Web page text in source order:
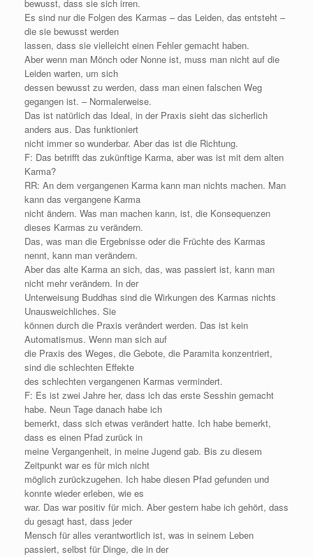
bewusst, dass sie sich irren.
Es sind nur die Folgen des Karmas – das Leiden, das entsteht –
die sie bewusst werden
lassen, dass sie vielleicht einen Fehler gemacht haben.
Aber wenn man Mönch oder Nonne ist, muss man nicht auf die
Leiden warten, um sich
dessen bewusst zu werden, dass man einen falschen Weg
gegangen ist. – Normalerweise.
Das ist natürlich das Ideal, in der Praxis sieht das sicherlich
anders aus. Das funktioniert
nicht immer so wunderbar. Aber das ist die Richtung.
F: Das betrifft das zukünftige Karma, aber was ist mit dem alten
Karma?
RR: An dem vergangenen Karma kann man nichts machen. Man
kann das vergangene Karma
nicht ändern. Was man machen kann, ist, die Konsequenzen
dieses Karmas zu verändern.
Das, was man die Ergebnisse oder die Früchte des Karmas
nennt, kann man verändern.
Aber das alte Karma an sich, das, was passiert ist, kann man
nicht mehr verändern. In der
Unterweisung Buddhas sind die Wirkungen des Karmas nichts
Unausweichliches. Sie
können durch die Praxis verändert werden. Das ist kein
Automatismus. Wenn man sich auf
die Praxis des Weges, die Gebote, die Paramita konzentriert,
sind die schlechten Effekte
des schlechten vergangenen Karmas vermindert.
F: Es ist zwei Jahre her, dass ich das erste Sesshin gemacht
habe. Neun Tage danach habe ich
bemerkt, dass sich etwas verändert hatte. Ich habe bemerkt,
dass es einen Pfad zurück in
meine Vergangenheit, in meine Jugend gab. Bis zu diesem
Zeitpunkt war es für mich nicht
möglich zurückzugehen. Ich habe diesen Pfad gefunden und
konnte wieder erleben, wie es
war. Das war positiv für mich. Aber gestern habe ich gehört, dass
du gesagt hast, dass jeder
Mensch für alles verantwortlich ist, was in seinem Leben
passiert, selbst für Dinge, die in der